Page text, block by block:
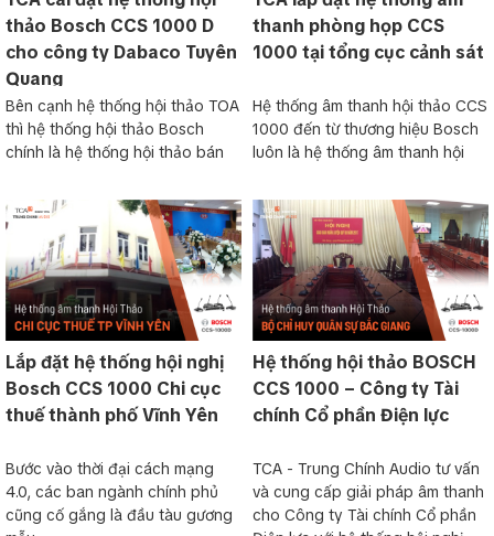
thảo Bosch CCS 1000 D
cho công ty Dabaco Tuyên
Quang
Bên cạnh hệ thống hội thảo TOA
thì hệ thống hội thảo Bosch
chính là hệ thống hội thảo bán
thanh phòng họp CCS
1000 tại tổng cục cảnh sát
Hệ thống âm thanh hội thảo CCS
1000 đến từ thương hiệu Bosch
luôn là hệ thống âm thanh hội
Lắp đặt hệ thống hội nghị
Bosch CCS 1000 Chi cục
thuế thành phố Vĩnh Yên
Bước vào thời đại cách mạng
4.0, các ban ngành chính phủ
cũng cố gắng là đầu tàu gương
Hệ thống hội thảo BOSCH
CCS 1000 – Công ty Tài
chính Cổ phần Điện lực
TCA - Trung Chính Audio tư vấn
và cung cấp giải pháp âm thanh
cho Công ty Tài chính Cổ phần